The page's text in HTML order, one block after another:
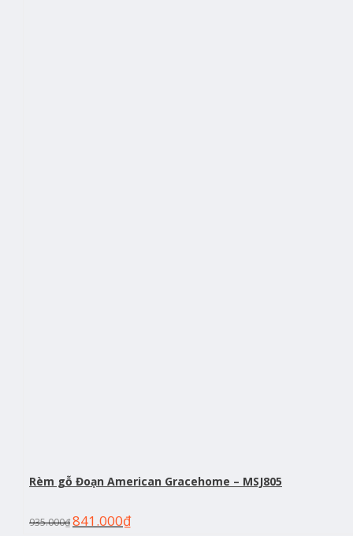
Rèm gỗ Đoạn American Gracehome – MSJ805
935.000₫841.000₫